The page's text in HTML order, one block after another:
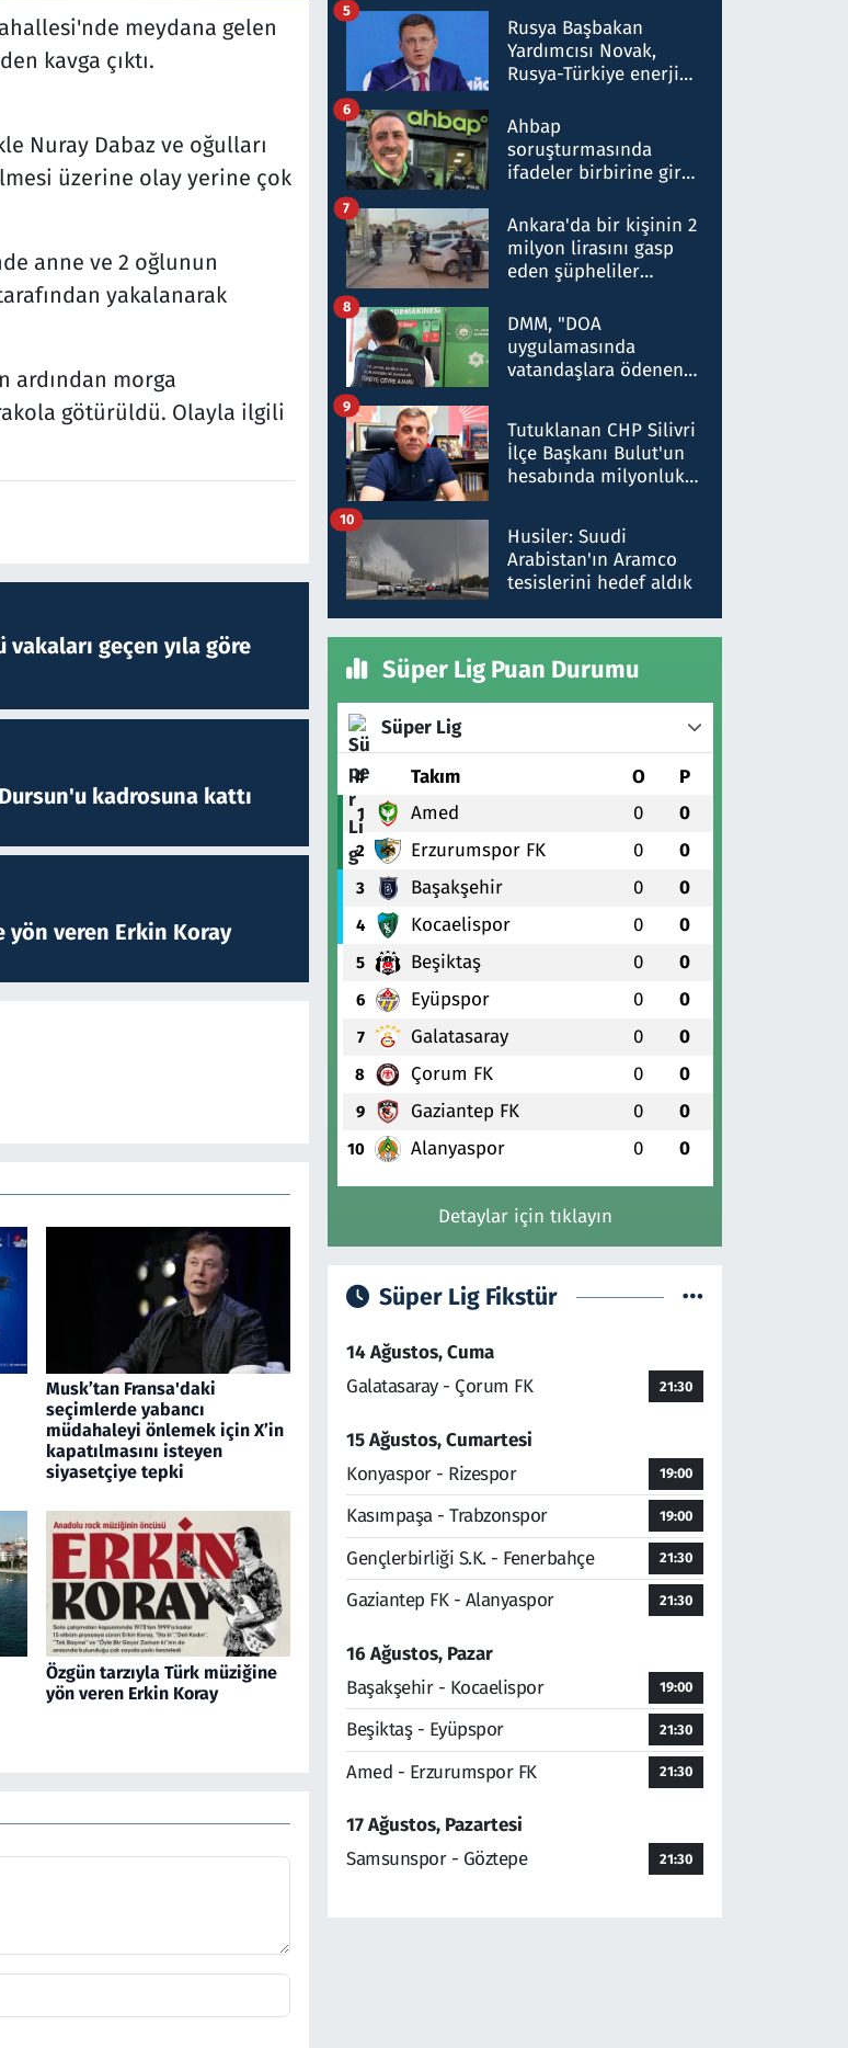
meydana gelen
kavga çıktı.
Nuray Dabaz ve oğulları
üzerine olay yerine çok
anne ve 2 oğlunun
yakalanarak
ardından morga
götürüldü. Olayla ilgili
geçen yıla göre
kadrosuna kattı
yön veren Erkin Koray
Musk’tan Fransa'daki
seçimlerde yabancı
müdahaleyi önlemek için X’in
kapatılmasını isteyen
siyasetçiye tepki
Özgün tarzıyla Türk müziğine
yön veren Erkin Koray
Rusya Başbakan
Yardımcısı Novak,
Rusya-Türkiye enerji
nitelikte olduğunu
belirtti
5
Ahbap
soruşturmasında
ifadeler birbirine girdi:
ifadelerinden ortaya
çıkan tablo şok etti
6
Ankara'da bir kişinin 2
milyon lirasını gasp
eden şüpheliler
7
DMM, "DOA
uygulamasında
vatandaşlara ödenen
düşürüldüğü" iddiasını
yalanladı
8
Tutuklanan CHP Silivri
İlçe Başkanı Bulut'un
hesabında milyonluk
talimat verdi, ben
gönderdim
9
Husiler: Suudi
Arabistan'ın Aramco
tesislerini hedef aldık
10
Süper Lig Puan Durumu
Süper Lig
# Takım O P
1 Amed 0 0
2 Erzurumspor FK 0 0
3 Başakşehir 0 0
4 Kocaelispor 0 0
5 Beşiktaş 0 0
6 Eyüpspor 0 0
7 Galatasaray 0 0
8 Çorum FK 0 0
9 Gaziantep FK 0 0
10 Alanyaspor 0 0
Detaylar için tıklayın
Süper Lig Fikstür
14 Ağustos, Cuma
Galatasaray - Çorum FK
21:30
15 Ağustos, Cumartesi
Konyaspor - Rizespor
19:00
Kasımpaşa - Trabzonspor 19:00
Gençlerbirliği S.K. - Fenerbahçe 21:30
Gaziantep FK - Alanyaspor 21:30
16 Ağustos, Pazar
Başakşehir - Kocaelispor
19:00
Beşiktaş - Eyüpspor 21:30
Amed - Erzurumspor FK 21:30
17 Ağustos, Pazartesi
Samsunspor - Göztepe
21:30